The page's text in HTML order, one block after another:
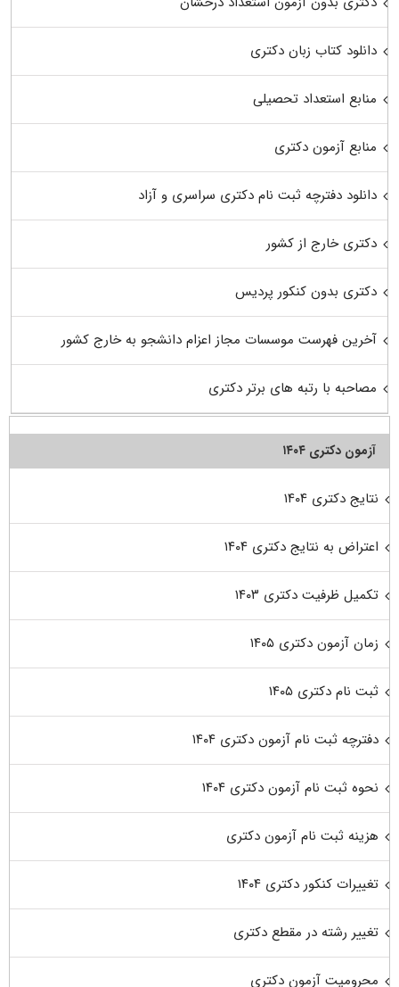
دانلود کتاب زبان دکتری
منابع استعداد تحصیلی
منابع آزمون دکتری
دانلود دفترچه ثبت نام دکتری سراسری و آزاد
دکتری خارج از کشور
دکتری بدون کنکور پردیس
آخرین فهرست موسسات مجاز اعزام دانشجو به خارج کشور
مصاحبه با رتبه های برتر دکتری
آزمون دکتری ۱۴۰۴
نتایج دکتری ۱۴۰۴
اعتراض به نتایج دکتری ۱۴۰۴
تکمیل ظرفیت دکتری ۱۴۰۳
زمان آزمون دکتری ۱۴۰۵
ثبت نام دکتری ۱۴۰۵
دفترچه ثبت نام آزمون دکتری ۱۴۰۴
نحوه ثبت نام آزمون دکتری ۱۴۰۴
هزینه ثبت نام آزمون دکتری
تغییرات کنکور دکتری ۱۴۰۴
تغییر رشته در مقطع دکتری
محرومیت آزمون دکتری